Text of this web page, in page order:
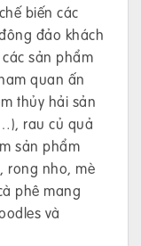
biến các
đảo khách
sản phẩm
quan ấn
thủy hải sản
rau củ quả
sản phẩm
rong nho, mè
phê mang
và